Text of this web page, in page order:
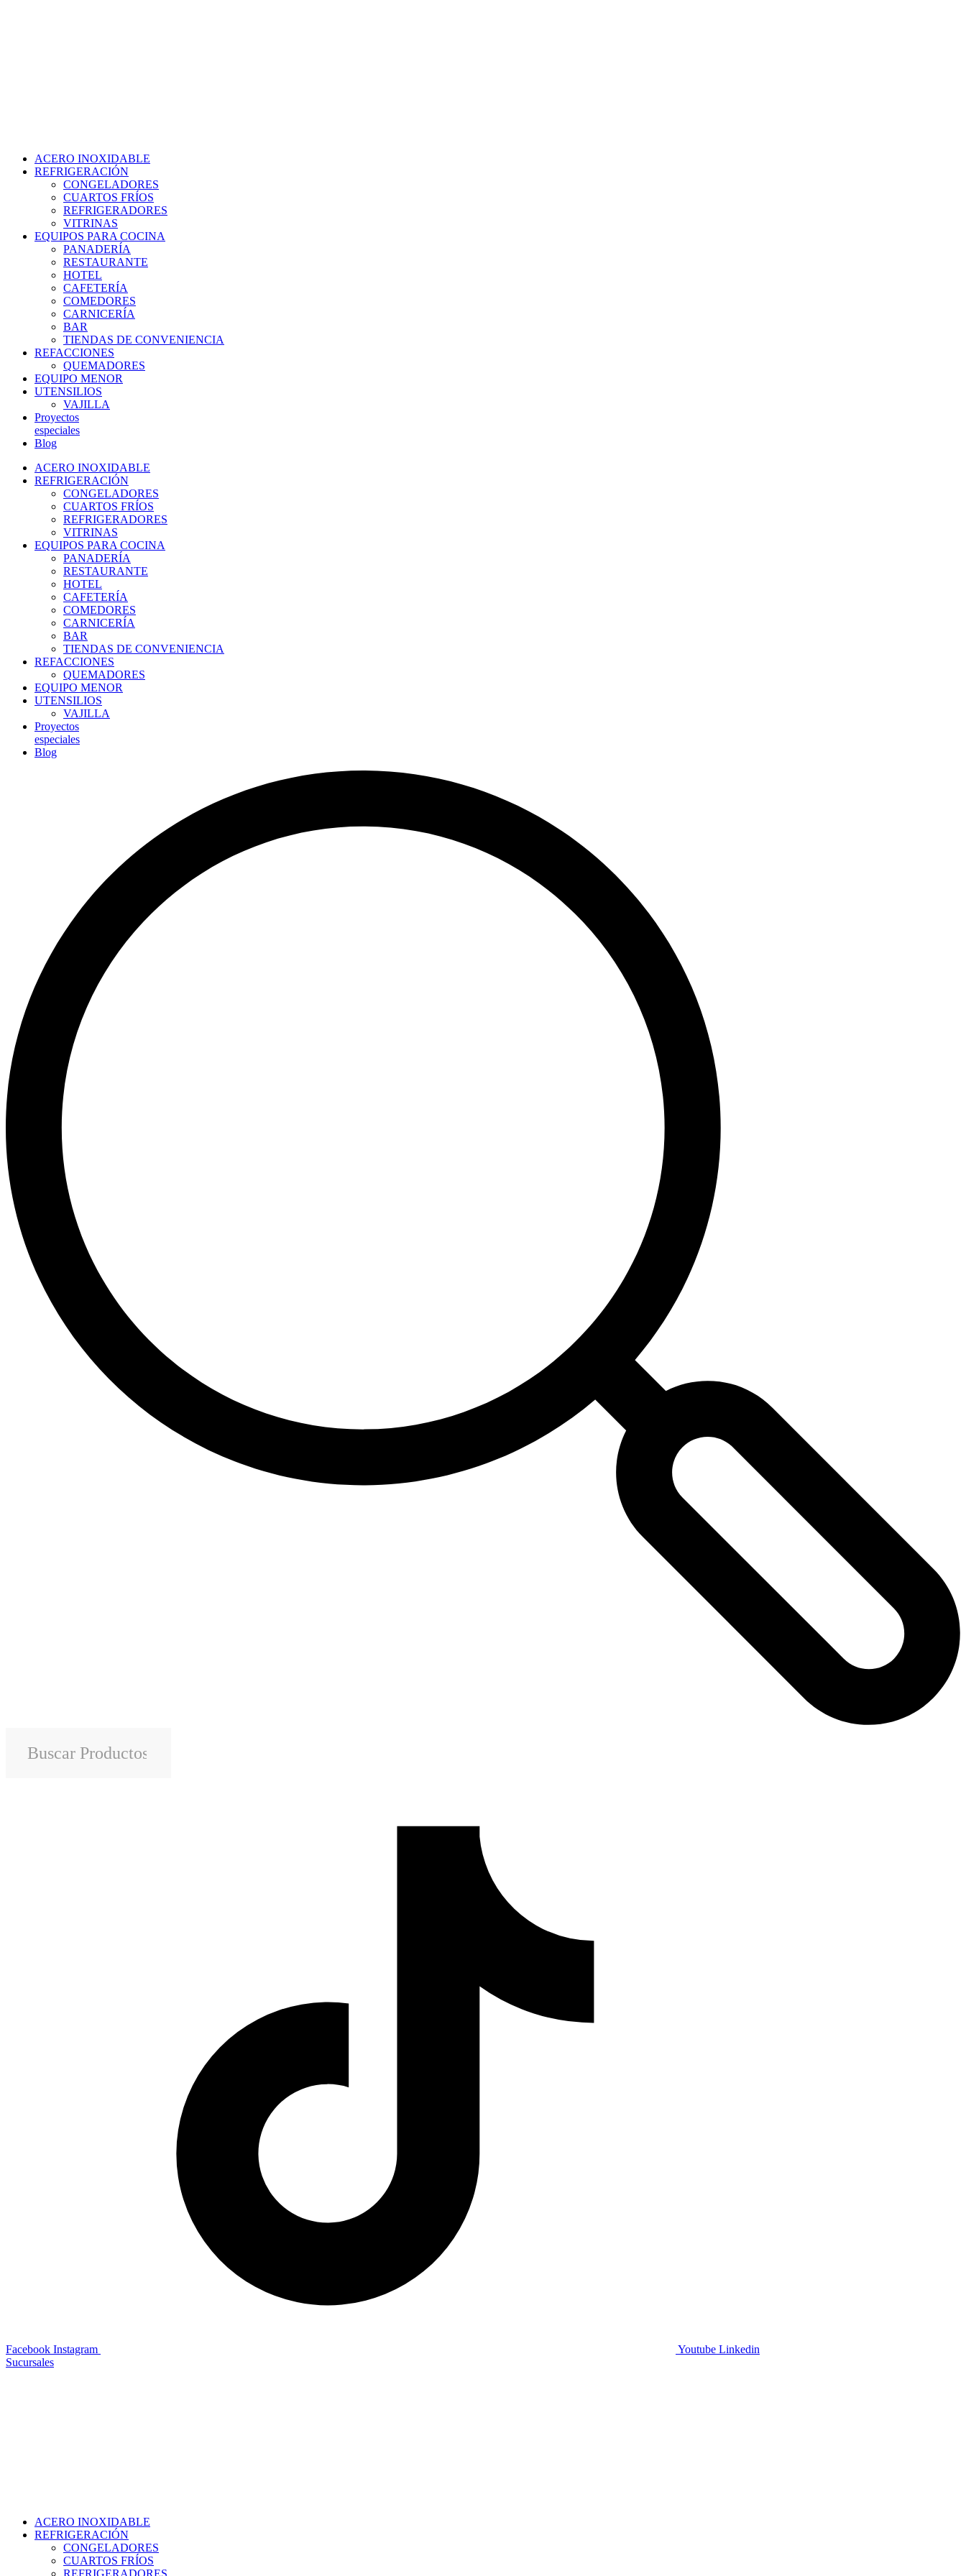
ACERO INOXIDABLE
REFRIGERACIÓN
CONGELADORES
CUARTOS FRÍOS
REFRIGERADORES
VITRINAS
EQUIPOS PARA COCINA
PANADERÍA
RESTAURANTE
HOTEL
CAFETERÍA
COMEDORES
CARNICERÍA
BAR
TIENDAS DE CONVENIENCIA
REFACCIONES
QUEMADORES
EQUIPO MENOR
UTENSILIOS
VAJILLA
Proyectos
especiales
Blog
ACERO INOXIDABLE
REFRIGERACIÓN
CONGELADORES
CUARTOS FRÍOS
REFRIGERADORES
VITRINAS
EQUIPOS PARA COCINA
PANADERÍA
RESTAURANTE
HOTEL
CAFETERÍA
COMEDORES
CARNICERÍA
BAR
TIENDAS DE CONVENIENCIA
REFACCIONES
QUEMADORES
EQUIPO MENOR
UTENSILIOS
VAJILLA
Proyectos
especiales
Blog
Facebook Instagram Youtube Linkedin
Sucursales
ACERO INOXIDABLE
REFRIGERACIÓN
CONGELADORES
CUARTOS FRÍOS
REFRIGERADORES